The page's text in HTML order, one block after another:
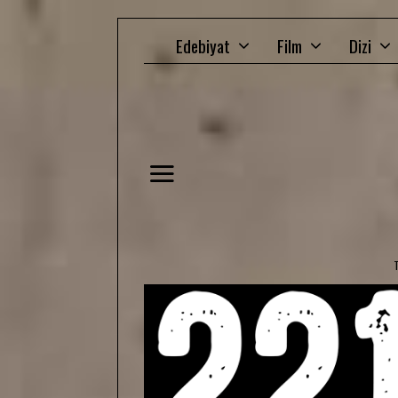
Edebiyat Film Dizi